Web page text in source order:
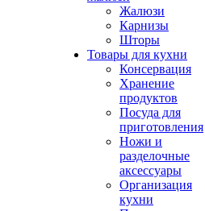
Жалюзи
Карнизы
Шторы
Товары для кухни
Консервация
Хранение
продуктов
Посуда для
приготовления
Ножи и
разделочные
аксессуары
Организация
кухни